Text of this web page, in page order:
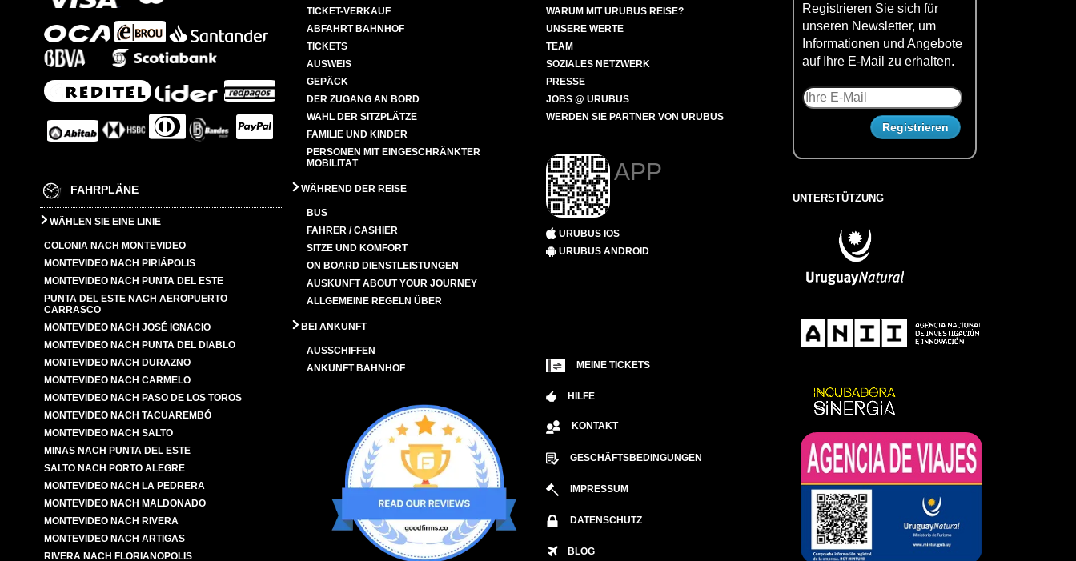
FAHRPLÄNE
WÄHLEN SIE EINE LINIE
COLONIA NACH MONTEVIDEO
MONTEVIDEO NACH PIRIÁPOLIS
MONTEVIDEO NACH PUNTA DEL ESTE
PUNTA DEL ESTE NACH AEROPUERTO
CARRASCO
MONTEVIDEO NACH JOSÉ IGNACIO
MONTEVIDEO NACH PUNTA DEL DIABLO
MONTEVIDEO NACH DURAZNO
MONTEVIDEO NACH CARMELO
MONTEVIDEO NACH PASO DE LOS TOROS
MONTEVIDEO NACH TACUAREMBÓ
MONTEVIDEO NACH SALTO
MINAS NACH PUNTA DEL ESTE
SALTO NACH PORTO ALEGRE
MONTEVIDEO NACH LA PEDRERA
MONTEVIDEO NACH MALDONADO
MONTEVIDEO NACH RIVERA
MONTEVIDEO NACH ARTIGAS
RIVERA NACH FLORIANOPOLIS
TICKET-VERKAUF
ABFAHRT BAHNHOF
TICKETS
AUSWEIS
GEPÄCK
DER ZUGANG AN BORD
WAHL DER SITZPLÄTZE
FAMILIE UND KINDER
PERSONEN MIT EINGESCHRÄNKTER
MOBILITÄT
WÄHREND DER REISE
BUS
FAHRER / CASHIER
SITZE UND KOMFORT
ON BOARD DIENSTLEISTUNGEN
AUSKUNFT ABOUT YOUR JOURNEY
ALLGEMEINE REGELN ÜBER
BEI ANKUNFT
AUSSCHIFFEN
ANKUNFT BAHNHOF
WARUM MIT URUBUS REISE?
UNSERE WERTE
TEAM
SOZIALES NETZWERK
PRESSE
JOBS @ URUBUS
WERDEN SIE PARTNER VON URUBUS
APP
URUBUS IOS
URUBUS ANDROID
MEINE TICKETS
HILFE
KONTAKT
GESCHÄFTSBEDINGUNGEN
IMPRESSUM
DATENSCHUTZ
BLOG
Registrieren Sie sich für
unseren Newsletter, um
Informationen und Angebote
auf Ihre E-Mail zu erhalten.
UNTERSTÜTZUNG